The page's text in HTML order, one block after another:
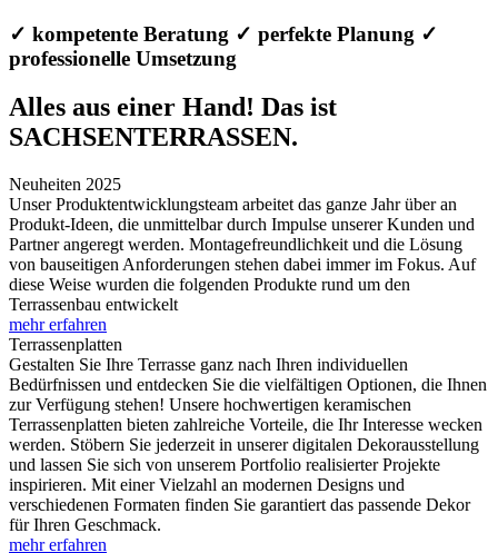
✓ kompetente Beratung ✓ perfekte Planung ✓
professionelle Umsetzung
Alles aus einer Hand! Das ist
SACHSENTERRASSEN.
Neuheiten 2025
Unser Produktentwicklungsteam arbeitet das ganze Jahr über an
Produkt-Ideen, die unmittelbar durch Impulse unserer Kunden und
Partner angeregt werden. Montagefreundlichkeit und die Lösung
von bauseitigen Anforderungen stehen dabei immer im Fokus. Auf
diese Weise wurden die folgenden Produkte rund um den
Terrassenbau entwickelt
mehr erfahren
Terrassenplatten
Gestalten Sie Ihre Terrasse ganz nach Ihren individuellen
Bedürfnissen und entdecken Sie die vielfältigen Optionen, die Ihnen
zur Verfügung stehen! Unsere hochwertigen keramischen
Terrassenplatten bieten zahlreiche Vorteile, die Ihr Interesse wecken
werden. Stöbern Sie jederzeit in unserer digitalen Dekorausstellung
und lassen Sie sich von unserem Portfolio realisierter Projekte
inspirieren. Mit einer Vielzahl an modernen Designs und
verschiedenen Formaten finden Sie garantiert das passende Dekor
für Ihren Geschmack.
mehr erfahren